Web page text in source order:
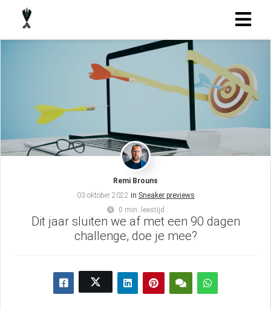
Remi Brouns
03 oktober 2022 in Sneaker previews
0 min. leestijd
Dit jaar sluiten we af met een 90 dagen
challenge, doe je mee?